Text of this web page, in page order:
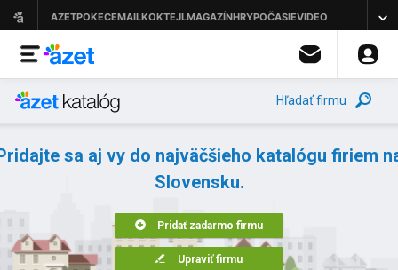
Hľadať firmu
sa aj vy do najväčšieho katalógu firiem
Slovensku.
Pridať zadarmo firmu
Upraviť firmu